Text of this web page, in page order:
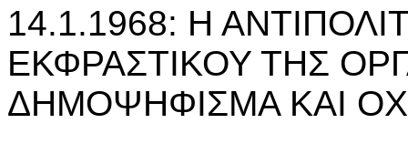
14.1.1968: Η
ΕΚΦΡΑΣΤΙΚΟΥ ΤΗΣ
ΔΗΜΟΨΗΦΙΣΜΑ ΚΑΙ